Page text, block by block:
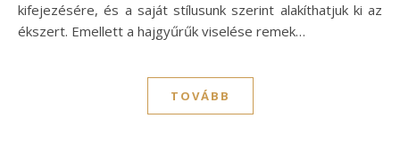
kifejezésére, és a saját stílusunk szerint alakíthatjuk ki az
ékszert. Emellett a hajgyűrűk viselése remek…
TOVÁBB